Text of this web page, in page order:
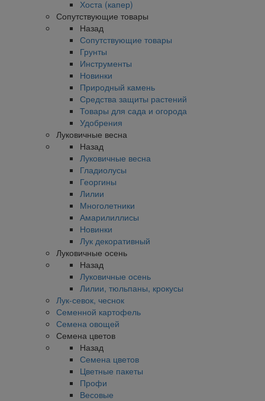
Хоста (капер)
Сопутствующие товары
Назад
Сопутствующие товары
Грунты
Инструменты
Новинки
Природный камень
Средства защиты растений
Товары для сада и огорода
Удобрения
Луковичные весна
Назад
Луковичные весна
Гладиолусы
Георгины
Лилии
Многолетники
Амарилиллисы
Новинки
Лук декоративный
Луковичные осень
Назад
Луковичные осень
Лилии, тюльпаны, крокусы
Лук-севок, чеснок
Семенной картофель
Семена овощей
Семена цветов
Назад
Семена цветов
Цветные пакеты
Профи
Весовые